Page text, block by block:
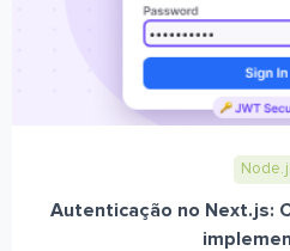
Autenticação no Next.js: